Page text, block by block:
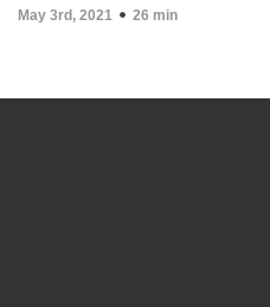
May 3rd, 2021 26 min